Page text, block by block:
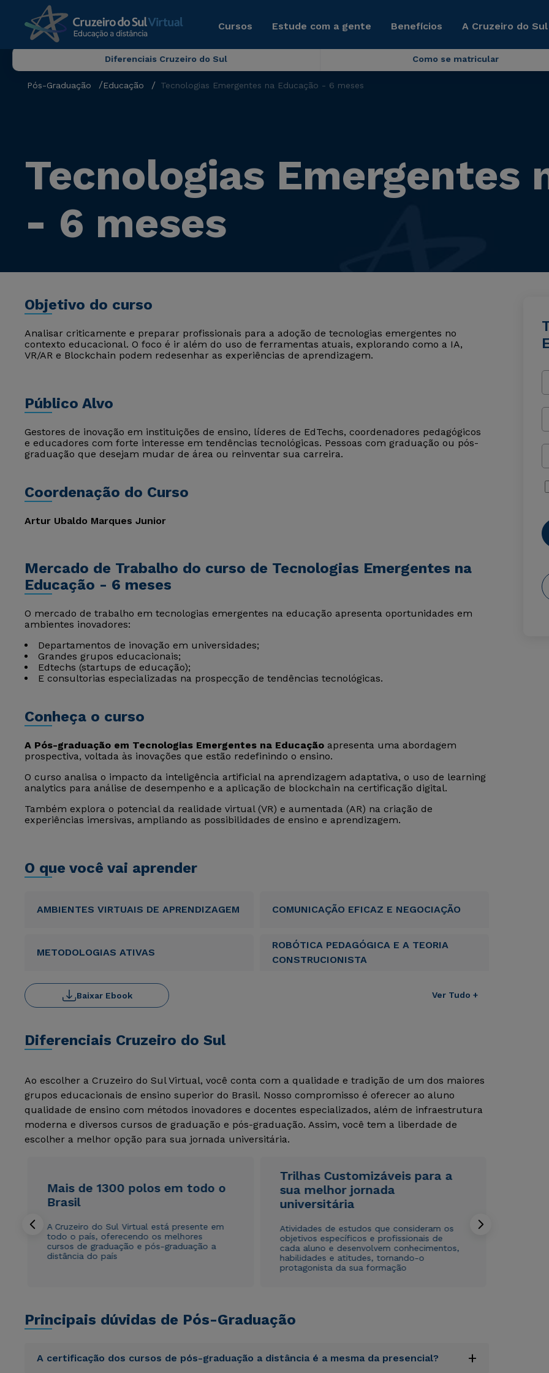
Cursos Estude com a gente Benefícios A Cruzeiro do
Diferenciais Cruzeiro do Sul Como se matricular
Pós-Graduação Educação Tecnologias Emergentes na Educação - 6 meses
Tecnologias Emergentes
- 6 meses
Objetivo do curso
Analisar criticamente e preparar profissionais para a adoção de tecnologias emergentes no
contexto educacional. O foco é ir além do uso de ferramentas atuais, explorando como a IA,
VR/AR e Blockchain podem redesenhar as experiências de aprendizagem.
Público Alvo
Gestores de inovação em instituições de ensino, líderes de EdTechs, coordenadores pedagógicos
e educadores com forte interesse em tendências tecnológicas. Pessoas com graduação ou pós-
graduação que desejam mudar de área ou reinventar sua carreira.
Coordenação do Curso
Artur Ubaldo Marques Junior
Mercado de Trabalho do curso de Tecnologias Emergentes na
Educação - 6 meses
O mercado de trabalho em tecnologias emergentes na educação apresenta oportunidades em
ambientes inovadores:
Departamentos de inovação em universidades;
Grandes grupos educacionais;
Edtechs (startups de educação);
E consultorias especializadas na prospecção de tendências tecnológicas.
Conheça o curso
A Pós-graduação em Tecnologias Emergentes na Educação apresenta uma abordagem
prospectiva, voltada às inovações que estão redefinindo o ensino.
O curso analisa o impacto da inteligência artificial na aprendizagem adaptativa, o uso de learning
analytics para análise de desempenho e a aplicação de blockchain na certificação digital.
Também explora o potencial da realidade virtual (VR) e aumentada (AR) na criação de
experiências imersivas, ampliando as possibilidades de ensino e aprendizagem.
O que você vai aprender
AMBIENTES VIRTUAIS DE APRENDIZAGEM COMUNICAÇÃO EFICAZ E NEGOCIAÇÃO
METODOLOGIAS ATIVAS
ROBÓTICA PEDAGÓGICA E A TEORIA
CONSTRUCIONISTA
Ver Tudo +
Baixar Ebook
Diferenciais Cruzeiro do Sul
Ao escolher a Cruzeiro do Sul Virtual, você conta com a qualidade e tradição de um dos maiores
grupos educacionais de ensino superior do Brasil. Nosso compromisso é oferecer ao aluno
qualidade de ensino com métodos inovadores e docentes especializados, além de infraestrutura
moderna e diversos cursos de graduação e pós-graduação. Assim, você tem a liberdade de
escolher a melhor opção para sua jornada universitária.
Mais de 1300 polos em todo o
Brasil
A Cruzeiro do Sul Virtual está presente em
todo o país, oferecendo os melhores
cursos de graduação e pós-graduação a
distância do país
Trilhas Customizáveis para a
sua melhor jornada
universitária
Atividades de estudos que consideram os
objetivos específicos e profissionais de
cada aluno e desenvolvem conhecimentos,
habilidades e atitudes, tornando-o
protagonista da sua formação
Principais dúvidas de Pós-Graduação
A certificação dos cursos de pós-graduação a distância é a mesma da presencial? +
Rápido e fácil
ou
Rápido e fácil
ou